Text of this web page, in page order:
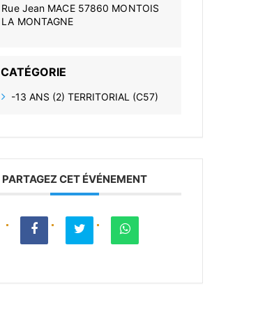
Rue Jean MACE 57860 MONTOIS
LA MONTAGNE
CATÉGORIE
-13 ANS (2) TERRITORIAL (C57)
PARTAGEZ CET ÉVÉNEMENT